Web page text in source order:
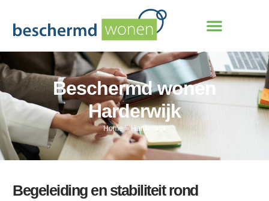
Beschermd wonen
Harderwijk
Home »Harderwijk
Begeleiding en stabiliteit rond